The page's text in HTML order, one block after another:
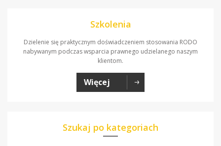
Szkolenia
Dzielenie się praktycznym doświadczeniem stosowania RODO
nabywanym podczas wsparcia prawnego udzielanego naszym
klientom.
Więcej
Szukaj po kategoriach